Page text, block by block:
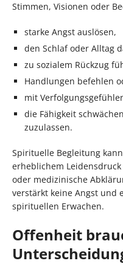
Stimmen, Visionen oder
starke Angst auslösen,
den Schlaf oder Alltag
zu sozialem Rückzug
Handlungen befehlen
mit
die Fähigkeit
zuzulassen.
Spirituelle Begleitung
erheblichem
oder medizinische
verstärkt keine Angst und
spirituellen Erwachen.
Offenheit